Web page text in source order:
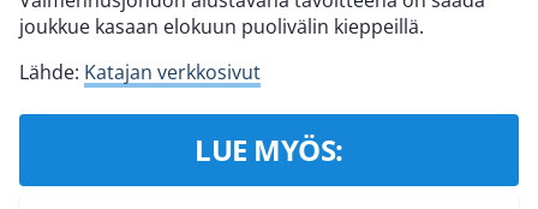
joukkue kasaan elokuun puolivälin kieppeillä.
Lähde: Katajan verkkosivut
LUE MYÖS: